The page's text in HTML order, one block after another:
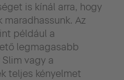
is kínál arra, hogy
Az
például a
legmagasabb
vagy a
teljes kényelmet